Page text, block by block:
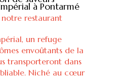
à Pontarmé
notre restaurant
un refuge
envoûtants de la
transporteront dans
Niché au cœur